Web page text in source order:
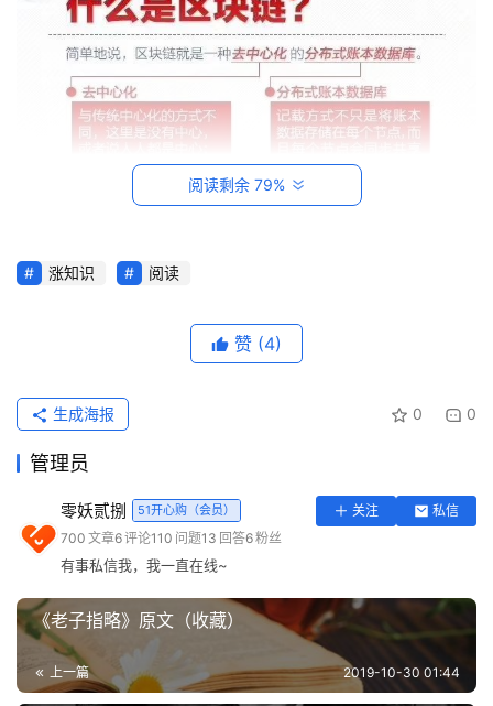
首
一
用
工
问
答
专
登录 注册
阅读剩余 79%
涨知识 阅读
赞 (4)
0 0
生成海报
管理员
零妖贰捌 51开心购（会员） 关注
私信
700 文章6评论110 问题13 回答6粉丝
有事私信我，我一直在线~
《老子指略》原文（收藏）
上一篇 2019-10-30 01:44